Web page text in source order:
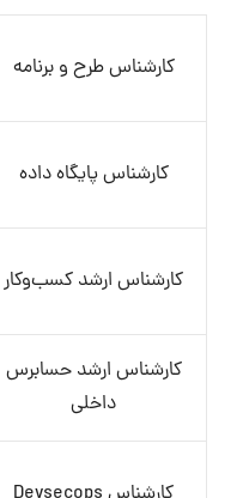
کارشناس طرح و برنامه
کارشناس پایگاه داده
کارشناس ارشد کسب‌وکار
کارشناس ارشد حسابرس
داخلی